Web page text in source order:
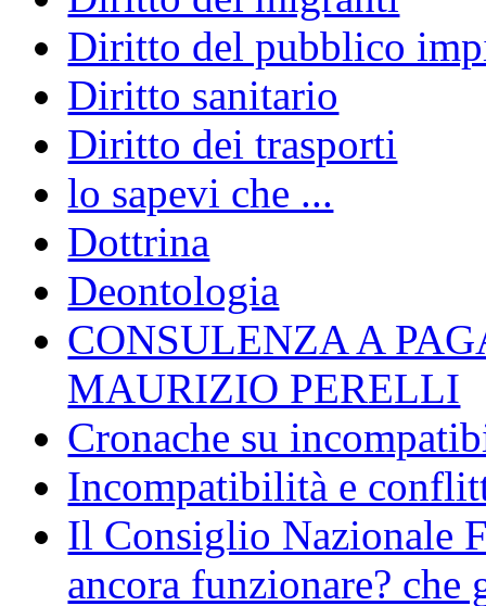
Diritto del pubblico
Diritto sanitario
Diritto dei trasporti
lo sapevi che ...
Dottrina
Deontologia
CONSULENZA A
MAURIZIO PERELLI
Cronache su
Incompatibilità e
Il Consiglio Nazionale
ancora funzionare? che